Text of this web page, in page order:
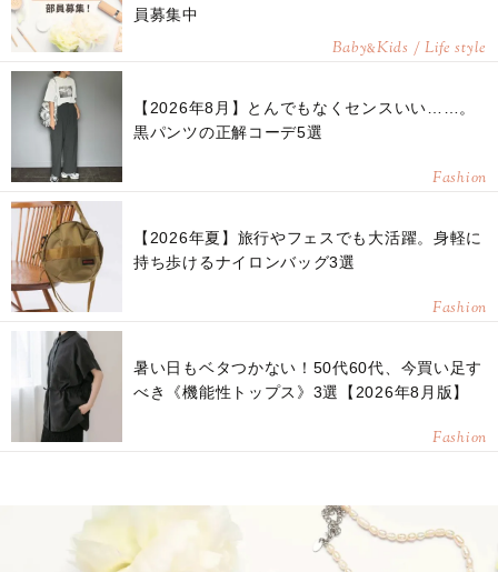
員募集中
Baby&Kids / Life style
【2026年8月】とんでもなくセンスいい……。
黒パンツの正解コーデ5選
Fashion
【2026年夏】旅行やフェスでも大活躍。身軽に
持ち歩けるナイロンバッグ3選
Fashion
暑い日もベタつかない！50代60代、今買い足す
べき《機能性トップス》3選【2026年8月版】
Fashion